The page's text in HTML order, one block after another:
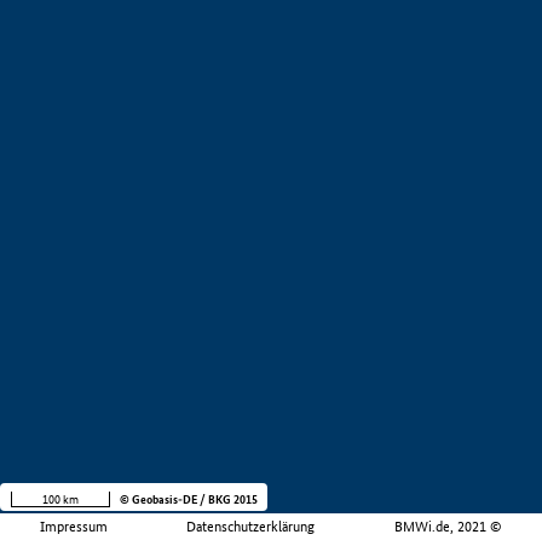
Impressum Datenschutzerklärung BMWi.de, 2021 ©
100 km © Geobasis-DE / BKG 2015